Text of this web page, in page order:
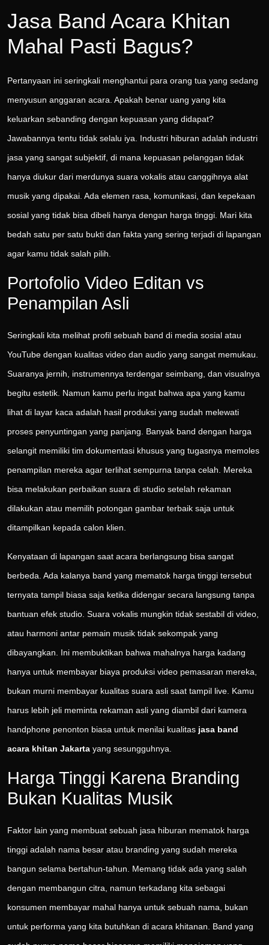
Jasa Band Acara Khitan
Mahal Pasti Bagus?
Pertanyaan ini seringkali menghantui para orang tua yang sedang
menyusun anggaran acara. Apakah benar uang yang kita
keluarkan sebanding dengan kepuasan yang didapat?
Jawabannya tentu tidak selalu iya. Industri hiburan adalah industri
jasa yang sangat subjektif, di mana kepuasan pelanggan tidak
hanya diukur dari merdunya suara vokalis atau canggihnya alat
musik yang dipakai. Ada elemen rasa, komunikasi, dan kepekaan
sosial yang tidak bisa dibeli hanya dengan harga tinggi. Mari kita
bedah satu per satu bukti dan fakta yang sering terjadi di lapangan
agar kamu tidak salah pilih.
Portofolio Video Editan vs
Penampilan Asli
Seringkali kita melihat profil sebuah band di media sosial atau
YouTube dengan kualitas video dan audio yang sangat memukau.
Suaranya jernih, instrumennya terdengar seimbang, dan visualnya
begitu estetik. Namun kamu perlu ingat bahwa apa yang kamu
lihat di layar kaca adalah hasil produksi yang sudah melewati
proses penyuntingan yang panjang. Banyak band dengan harga
selangit memiliki tim dokumentasi khusus yang tugasnya memoles
penampilan mereka agar terlihat sempurna tanpa celah. Mereka
bisa melakukan perbaikan suara di studio setelah rekaman
dilakukan atau memilih potongan gambar terbaik saja untuk
ditampilkan kepada calon klien.
Kenyataan di lapangan saat acara berlangsung bisa sangat
berbeda. Ada kalanya band yang mematok harga tinggi tersebut
ternyata tampil biasa saja ketika didengar secara langsung tanpa
bantuan efek studio. Suara vokalis mungkin tidak sestabil di video,
atau harmoni antar pemain musik tidak sekompak yang
dibayangkan. Ini membuktikan bahwa mahalnya harga kadang
hanya untuk membayar biaya produksi video pemasaran mereka,
bukan murni membayar kualitas suara asli saat tampil live. Kamu
harus lebih jeli meminta rekaman asli yang diambil dari kamera
handphone penonton biasa untuk menilai kualitas jasa band
acara khitan Jakarta yang sesungguhnya.
Harga Tinggi Karena Branding
Bukan Kualitas Musik
Faktor lain yang membuat sebuah jasa hiburan mematok harga
tinggi adalah nama besar atau branding yang sudah mereka
bangun selama bertahun-tahun. Memang tidak ada yang salah
dengan membangun citra, namun terkadang kita sebagai
konsumen membayar mahal hanya untuk sebuah nama, bukan
untuk performa yang kita butuhkan di acara khitanan. Band yang